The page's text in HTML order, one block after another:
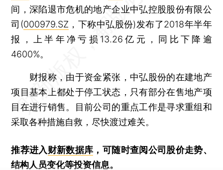
间，深陷退市危机的地产企业中弘控股股份有限公
司(000979.SZ ，下称中弘股份)发布了2018年半年
报，上半年净亏损13.26亿元，同比下降逾
4600%。
财报称，由于资金紧张，中弘股份的在建地产
项目基本上都处于停工状态，只有部分在售地产项
目在进行销售。目前公司的重点工作是寻求重组和
采取各种措施自救，尽快渡过难关。
推荐进入财新数据库 ，可随时查阅公司股价走势、
结构人员变化等投资信息。